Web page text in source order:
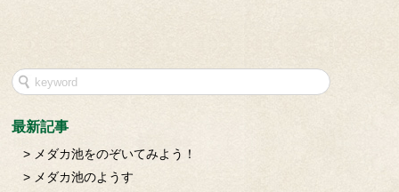
最新記事
メダカ池をのぞいてみよう！
メダカ池のようす